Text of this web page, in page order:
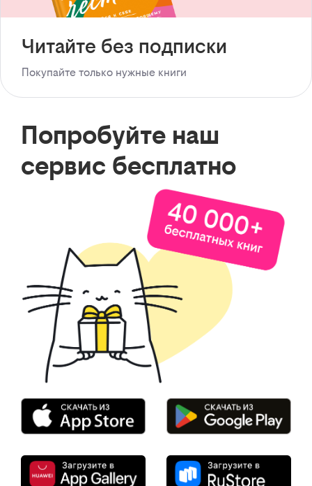
Читайте без подписки
Покупайте только нужные книги
Попробуйте наш
сервис бесплатно